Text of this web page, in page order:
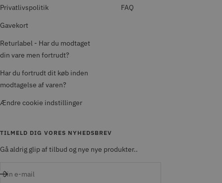
Privatlivspolitik
Gavekort
Returlabel - Har du modtaget
din vare men fortrudt?
Har du fortrudt dit køb inden
modtagelse af varen?
Ændre cookie indstillinger
FAQ
TILMELD DIG VORES NYHEDSBREV
Gå aldrig glip af tilbud og nye nye produkter..
Din e-mail